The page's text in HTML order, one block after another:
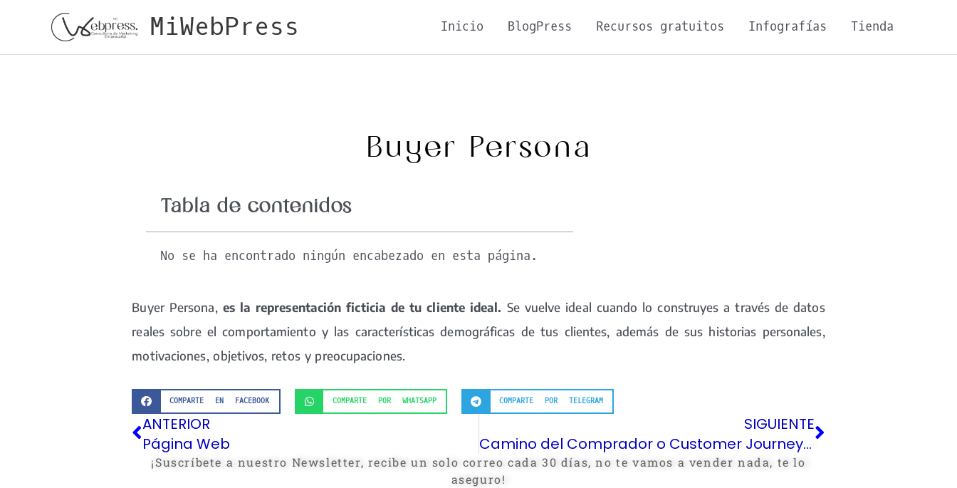
MiWebPress Inicio BlogPress Recursos gratuitos Infografías Tienda
Buyer Persona
Tabla de contenidos
No se ha encontrado ningún encabezado en esta página.
Buyer Persona, es la representación ficticia de tu cliente ideal. Se vuelve ideal cuando lo construyes a través de datos
reales sobre el comportamiento y las características demográficas de tus clientes, además de sus historias personales,
motivaciones, objetivos, retos y preocupaciones.
COMPARTE EN FACEBOOK COMPARTE POR WHATSAPP COMPARTE POR TELEGRAM
Ant
ANTERIOR
Página Web
SIGUIENTE
Camino del Comprador o Customer Journey Map
Siguiente
¡Suscríbete a nuestro Newsletter, recibe un solo correo cada 30 días, no te vamos a vender nada, te lo
aseguro!